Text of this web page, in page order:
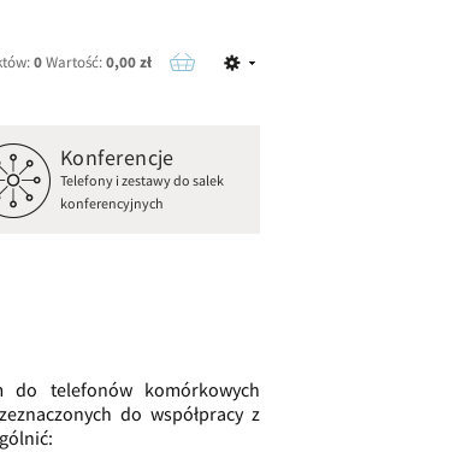
0Wartość:0,00 zł
Konferencje
Telefony i zestawy do salek
konferencyjnych
do telefonów komórkowych
do współpracy z